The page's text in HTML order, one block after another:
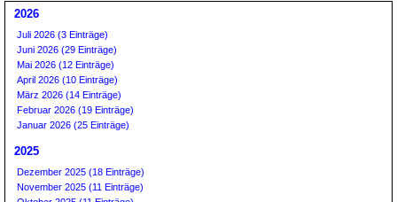
2026
Juli 2026 (3 Einträge)
Juni 2026 (29 Einträge)
Mai 2026 (12 Einträge)
April 2026 (10 Einträge)
März 2026 (14 Einträge)
Februar 2026 (19 Einträge)
Januar 2026 (25 Einträge)
2025
Dezember 2025 (18 Einträge)
November 2025 (11 Einträge)